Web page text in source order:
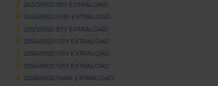
245/35R20 95Y EXTRALOAD
245/45R20 103Y EXTRALOAD
255/35R20 97Y EXTRALOAD
255/40R20 101Y EXTRALOAD
255/40R20 101Y EXTRALOAD
255/40R20 101Y EXTRALOAD
255/40R20 104W EXTRALOAD